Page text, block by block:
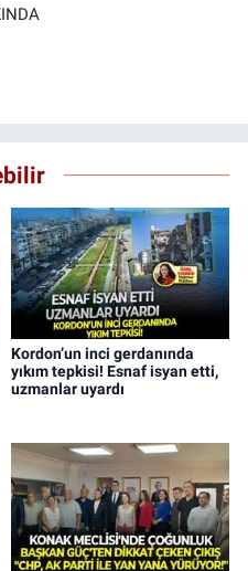
Kordon’un inci gerdanında
yıkım tepkisi! Esnaf isyan etti,
uzmanlar uyardı